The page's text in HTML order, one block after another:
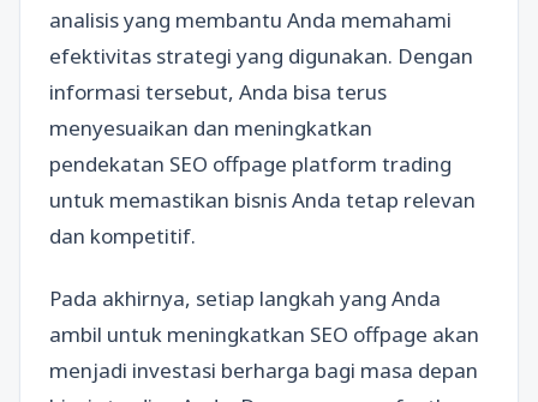
analisis yang membantu Anda memahami
efektivitas strategi yang digunakan. Dengan
informasi tersebut, Anda bisa terus
menyesuaikan dan meningkatkan
pendekatan SEO offpage platform trading
untuk memastikan bisnis Anda tetap relevan
dan kompetitif.
Pada akhirnya, setiap langkah yang Anda
ambil untuk meningkatkan SEO offpage akan
menjadi investasi berharga bagi masa depan